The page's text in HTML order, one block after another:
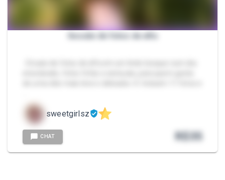
Sessão de fotos de elfa
sweetgirlsz
CHAT R$35